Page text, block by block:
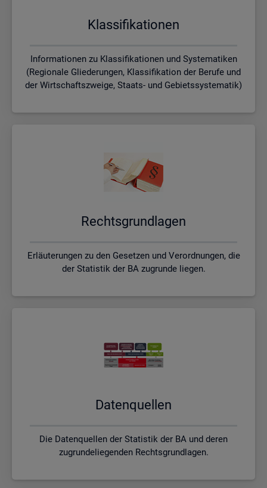
Klas­si­fi­ka­tio­nen
Informationen zu Klassifikationen und Systematiken
(Regionale Gliederungen, Klassifikation der Berufe und
der Wirtschaftszweige, Staats- und Gebietssystematik)
Rechts­grund­la­gen
Erläuterungen zu den Gesetzen und Verordnungen, die
der Statistik der BA zugrunde liegen.
Da­ten­quel­len
Die Datenquellen der Statistik der BA und deren
zugrundeliegenden Rechtsgrundlagen.